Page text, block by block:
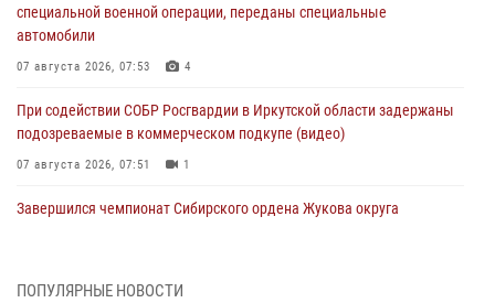
специальной военной операции, переданы специальные
автомобили
07 августа 2026, 07:53 4
При содействии СОБР Росгвардии в Иркутской области задержаны
подозреваемые в коммерческом подкупе (видео)
07 августа 2026, 07:51 1
Завершился чемпионат Сибирского ордена Жукова округа
ПОПУЛЯРНЫЕ НОВОСТИ